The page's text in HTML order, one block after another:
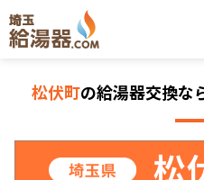
松伏町の給湯器交換な